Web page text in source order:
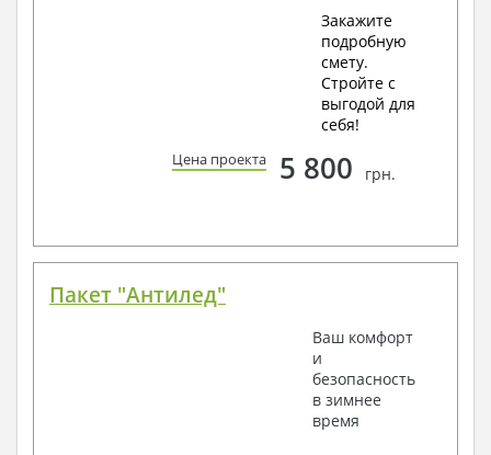
Закажите
подробную
смету.
Стройте с
выгодой для
себя!
Цена проекта 5 800 грн.
Пакет "Антилед"
Ваш комфорт
и
безопасность
в зимнее
время